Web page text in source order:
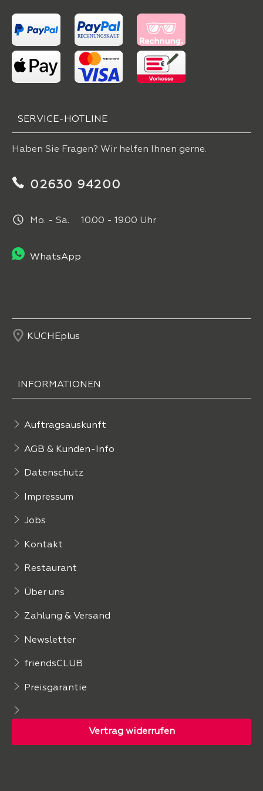
SERVICE-HOTLINE
Haben Sie Fragen? Wir helfen Ihnen gerne.
02630 94200
Mo. - Sa. 10.00 - 19.00 Uhr
WhatsApp
KÜCHEplus
INFORMATIONEN
Auftragsauskunft
AGB & Kunden-Info
Datenschutz
Impressum
Jobs
Kontakt
Restaurant
Über uns
Zahlung & Versand
Newsletter
friendsCLUB
Preisgarantie